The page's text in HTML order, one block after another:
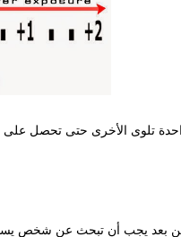
واحدة تلوى الأخرى حتى تحصل
بعد يجب أن تبحث عن شخص